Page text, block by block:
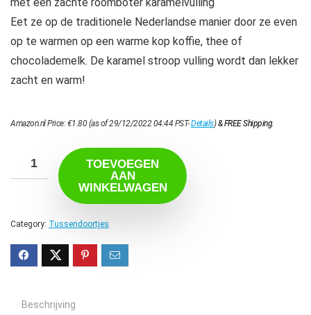
Eet ze op de traditionele Nederlandse manier door ze even
op te warmen op een warme kop koffie, thee of
chocolademelk. De karamel stroop vulling wordt dan lekker
zacht en warm!
Amazon.nl Price:€1.80(as of 29/12/2022 04:44 PST-Details)&FREE Shipping.
TOEVOEGEN
AAN
WINKELWAGEN
Category: Tussendoortjes
Beschrijving